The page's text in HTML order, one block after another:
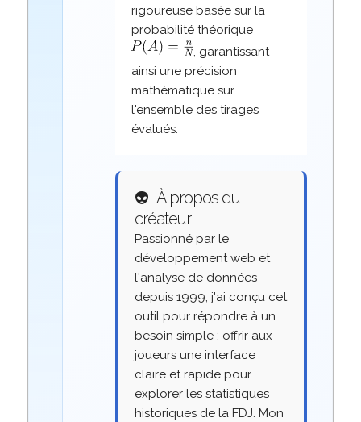
rigoureuse basée sur la
probabilité théorique
, garantissant
ainsi une précision
mathématique sur
l'ensemble des tirages
évalués.
👽 À propos du
créateur
Passionné par le
développement web et
l'analyse de données
depuis 1999, j'ai conçu cet
outil pour répondre à un
besoin simple : offrir aux
joueurs une interface
claire et rapide pour
explorer les statistiques
historiques de la FDJ. Mon